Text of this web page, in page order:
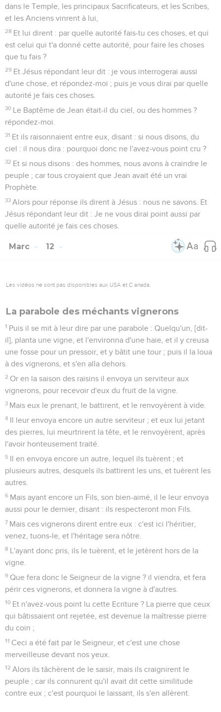
dans le Temple, les principaux Sacrificateurs, et les Scribes,
et les Anciens vinrent à lui,
28 Et lui dirent : par quelle autorité fais-tu ces choses, et qui
est celui qui t'a donné cette autorité, pour faire les choses
que tu fais ?
29 Et Jésus répondant leur dit : je vous interrogerai aussi
d'une chose, et répondez-moi ; puis je vous dirai par quelle
autorité je fais ces choses.
30 Le Baptême de Jean était-il du ciel, ou des hommes ?
répondez-moi.
31 Et ils raisonnaient entre eux, disant : si nous disons, du
ciel : il nous dira : pourquoi donc ne l'avez-vous point cru ?
32 Et si nous disons : des hommes, nous avons à craindre le
peuple ; car tous croyaient que Jean avait été un vrai
Prophète.
33 Alors pour réponse ils dirent à Jésus : nous ne savons. Et
Jésus répondant leur dit : Je ne vous dirai point aussi par
quelle autorité je fais ces choses.
Marc 12
Les vidéos ne sont pas disponibles aux USA et C anada.
La parabole des méchants vignerons
1 Puis il se mit à leur dire par une parabole : Quelqu'un, [dit-
il], planta une vigne, et l'environna d'une haie, et il y creusa
une fosse pour un pressoir, et y bâtit une tour ; puis il la loua
à des vignerons, et s'en alla dehors.
2 Or en la saison des raisins il envoya un serviteur aux
vignerons, pour recevoir d'eux du fruit de la vigne.
3 Mais eux le prenant, le battirent, et le renvoyèrent à vide.
4 Il leur envoya encore un autre serviteur ; et eux lui jetant
des pierres, lui meurtrirent la tête, et le renvoyèrent, après
l'avoir honteusement traité.
5 Il en envoya encore un autre, lequel ils tuèrent ; et
plusieurs autres, desquels ils battirent les uns, et tuèrent les
autres.
6 Mais ayant encore un Fils, son bien-aimé, il le leur envoya
aussi pour le dernier, disant : ils respecteront mon Fils.
7 Mais ces vignerons dirent entre eux : c'est ici l'héritier,
venez, tuons-le, et l'héritage sera nôtre.
8 L'ayant donc pris, ils le tuèrent, et le jetèrent hors de la
vigne.
9 Que fera donc le Seigneur de la vigne ? il viendra, et fera
périr ces vignerons, et donnera la vigne à d'autres.
10 Et n'avez-vous point lu cette Ecriture ? La pierre que ceux
qui bâtissaient ont rejetée, est devenue la maîtresse pierre
du coin ;
11 Ceci a été fait par le Seigneur, et c'est une chose
merveilleuse devant nos yeux.
12 Alors ils tâchèrent de le saisir, mais ils craignirent le
peuple ; car ils connurent qu'il avait dit cette similitude
contre eux ; c'est pourquoi le laissant, ils s'en allèrent.